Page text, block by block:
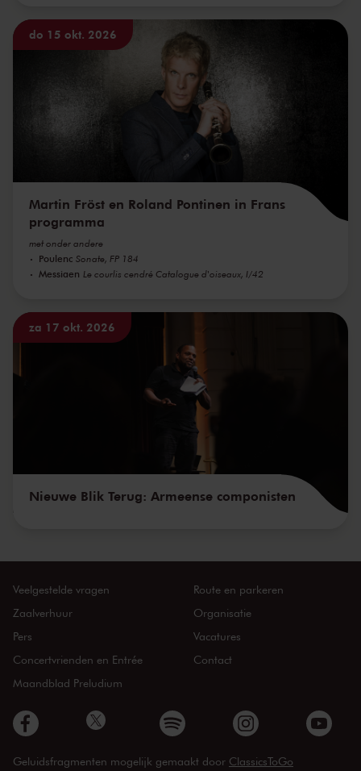
do 15 okt. 2026
Martin Fröst en Roland Pontinen in Frans
programma
met onder andere
Poulenc Sonate, FP 184
Messiaen Le courlis cendré Catalogue d'oiseaux, I/42
za 17 okt. 2026
Nieuwe Blik Terug: Armeense componisten
Veelgestelde vragen
Zaalverhuur
Pers
Concertvrienden en Entrée
Maandblad Preludium
Route en parkeren
Organisatie
Vacatures
Contact
Geluidsfragmenten mogelijk gemaakt door ClassicsToGo